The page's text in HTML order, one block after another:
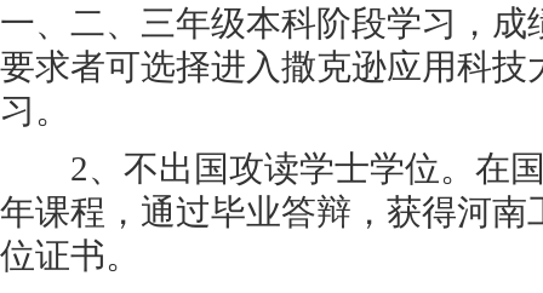
一、二、三年级本科阶段学习，
要求者可选择进入撒克逊应用科技
习。
2、不出国攻读学士学位。在国
年课程，通过毕业答辩，获得河南
位证书。